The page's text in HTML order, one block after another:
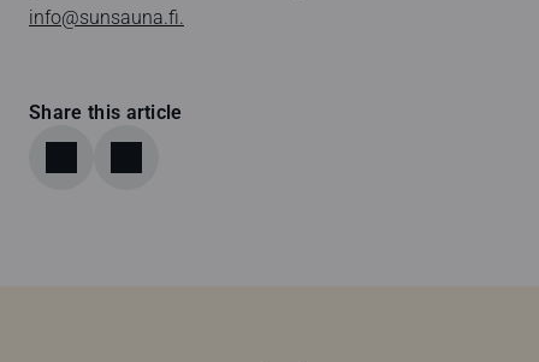
info@sunsauna.fi.
Share this article